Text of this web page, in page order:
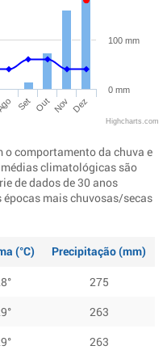
Set Out Nov Dez
0 mm
100 mm
Highcharts.com
o comportamento da chuva e
climatológicas são
de dados de 30 anos
mais chuvosas/secas
(°C)
Precipitação (mm)
275
263
263